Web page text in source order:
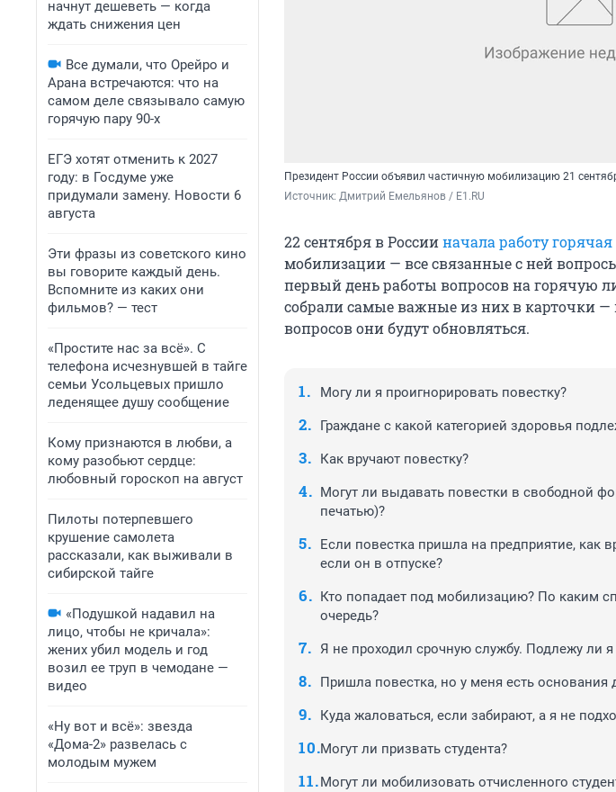
начнут дешеветь — когда
ждать снижения цен
Все думали, что Орейро и
Арана встречаются: что на
самом деле связывало самую
горячую пару 90-х
ЕГЭ хотят отменить к 2027
году: в Госдуме уже
придумали замену. Новости 6
августа
Эти фразы из советского кино
вы говорите каждый день.
Вспомните из каких они
фильмов? — тест
«Простите нас за всё». С
телефона исчезнувшей в тайге
семьи Усольцевых пришло
леденящее душу сообщение
Кому признаются в любви, а
кому разобьют сердце:
любовный гороскоп на август
Пилоты потерпевшего
крушение самолета
рассказали, как выживали в
сибирской тайге
«Подушкой надавил на
лицо, чтобы не кричала»:
жених убил модель и год
возил ее труп в чемодане —
видео
«Ну вот и всё»: звезда
«Дома-2» развелась с
молодым мужем
Президент России объявил частичную мобилизацию 21
Источник: Дмитрий Емельянов / E1.RU
22 сентября в Россииначала работу
мобилизации — все связанные с ней
первый день работы вопросов на горячую
собрали самые важные из них в карточки
вопросов они будут обновляться.
Могу ли я проигнорировать повестку?
Граждане с какой категорией здоровья
Как вручают повестку?
Могут ли выдавать повестки в свободной
печатью)?
Если повестка пришла на предприятие, как
если он в отпуске?
Кто попадает под мобилизацию? По каким
очередь?
Я не проходил срочную службу. Подлежу ли
Пришла повестка, но у меня есть основания
Куда жаловаться, если забирают, а я не
Могут ли призвать студента?
Могут ли мобилизовать отчисленного